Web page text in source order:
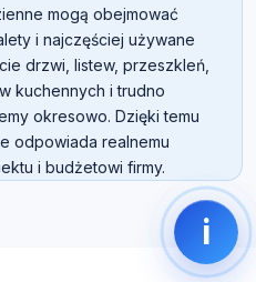
mogą obejmować
i najczęściej używane
drzwi, listew, przeszkleń,
kuchennych i trudno
okresowo. Dzięki temu
odpowiada realnemu
i budżetowi firmy.
i